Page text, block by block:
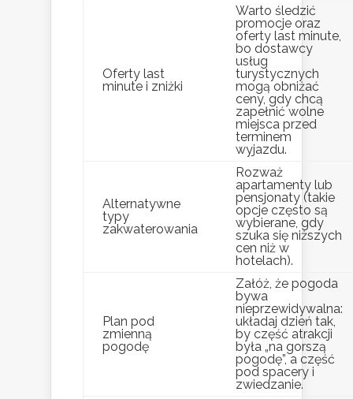
Oferty last
minute i zniżki
Warto śledzić
promocje oraz
oferty last minute,
bo dostawcy
usług
turystycznych
mogą obniżać
ceny, gdy chcą
zapełnić wolne
miejsca przed
terminem
wyjazdu.
Alternatywne
typy
zakwaterowania
Rozważ
apartamenty lub
pensjonaty (takie
opcje często są
wybierane, gdy
szuka się niższych
cen niż w
hotelach).
Plan pod
zmienną
pogodę
Załóż, że pogoda
bywa
nieprzewidywalna:
układaj dzień tak,
by część atrakcji
była „na gorszą
pogodę”, a część
pod spacery i
zwiedzanie.